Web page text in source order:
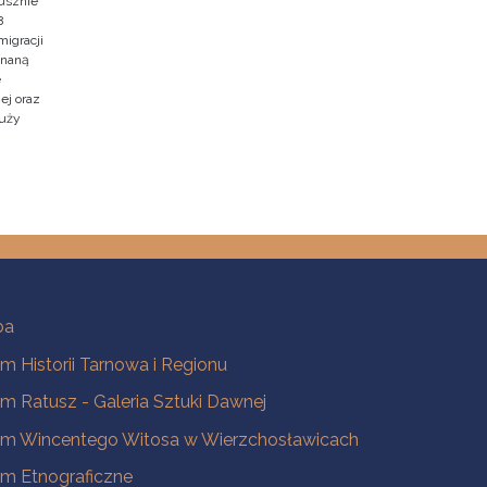
oraz
Historii Tarnowa i Regionu
Ratusz - Galeria Sztuki Dawnej
Wincentego Witosa w Wierzchosławicach
Etnograficzne